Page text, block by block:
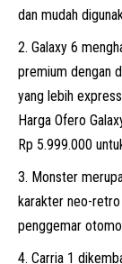
dan mudah
Galaxy 6
premium dengan
yang lebih
Harga Ofero
Rp 5.999.000
Monster
karakter neo-
penggemar
Carria 1